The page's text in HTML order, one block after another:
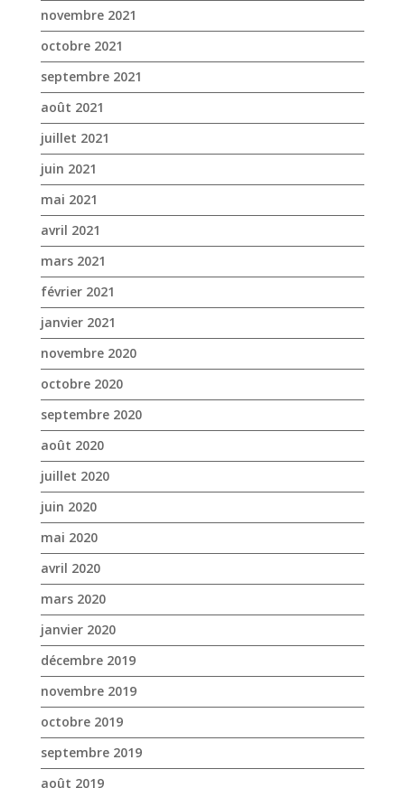
juin 2021
mai 2021
avril 2021
mars 2021
février 2021
janvier 2021
novembre 2020
octobre 2020
septembre 2020
août 2020
juillet 2020
juin 2020
mai 2020
avril 2020
mars 2020
janvier 2020
décembre 2019
novembre 2019
octobre 2019
septembre 2019
août 2019
juillet 2019
juin 2019
mai 2019
avril 2019